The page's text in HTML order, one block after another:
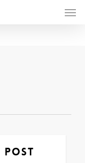
post